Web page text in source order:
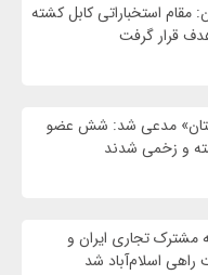
مقام استخباراتی کابل کشته
قرار گرفت
مدعی شد: شش عضو
و زخمی شدند
مشترک تجاری ایران و
اسلام‌آباد شد